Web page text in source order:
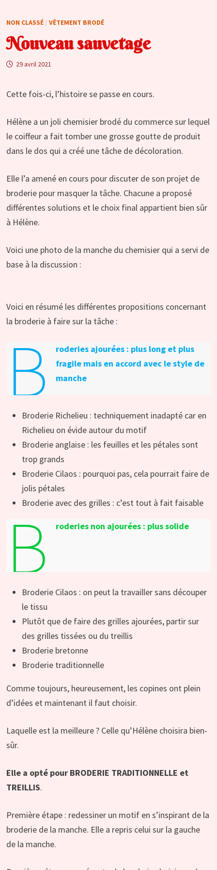
NON CLASSÉ/ VÊTEMENT BRODÉ
Nouveau sauvetage
29 avril 2021
Cette fois-ci, l’histoire se passe en cours.
Hélène a un joli chemisier brodé du commerce sur lequel
le coiffeur a fait tomber une grosse goutte de produit
dans le dos qui a créé une tâche de décoloration.
Elle l’a amené en cours pour discuter de son projet de
broderie pour masquer la tâche. Chacune a proposé
différentes solutions et le choix final appartient bien sûr
à Hélène.
Voici une photo de la manche du chemisier qui a servi de
base à la discussion :
Voici en résumé les différentes propositions concernant
la broderie à faire sur la tâche :
B
roderies ajourées : plus long et plus
fragile mais en accord avec le style de
manche
Broderie Richelieu : techniquement inadapté car en
Richelieu on évide autour du motif
Broderie anglaise : les feuilles et les pétales sont
trop grands
Broderie Cilaos : pourquoi pas, cela pourrait faire de
jolis pétales
Broderie avec des grilles : c’est tout à fait faisable
B roderies non ajourées : plus solide
Broderie Cilaos : on peut la travailler sans découper
le tissu
Plutôt que de faire des grilles ajourées, partir sur
des grilles tissées ou du treillis
Broderie bretonne
Broderie traditionnelle
Comme toujours, heureusement, les copines ont plein
d’idées et maintenant il faut choisir.
Laquelle est la meilleure ? Celle qu’Hélène choisira bien-
sûr.
Elle a opté pour BRODERIE TRADITIONNELLE et
TREILLIS.
Première étape : redessiner un motif en s’inspirant de la
broderie de la manche. Elle a repris celui sur la gauche
de la manche.